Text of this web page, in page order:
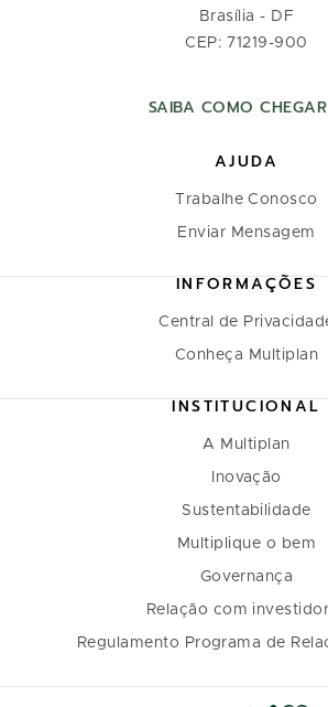
Brasília - DF
CEP: 71219-900
SAIBA COMO CHEGAR
AJUDA
Trabalhe Conosco
Enviar Mensagem
INFORMAÇÕES
Central de
Conheça Multiplan
INSTITUCIONAL
A Multiplan
Inovação
Sustentabilidade
Multiplique o bem
Governança
Relação com
Regulamento Programa de